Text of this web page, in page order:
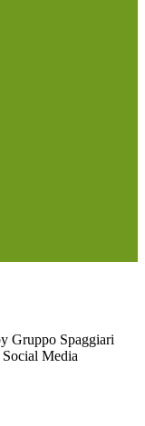
Gruppo Spaggiari
Media